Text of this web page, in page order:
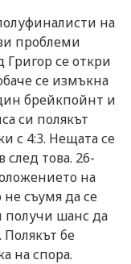
на
проблеми
Григор се откри
се измъкна
брейкпойнт и
си полякът
с 4:3. Нещата се
това. 26-
на
съумя да се
получи шанс да
бе
на спора.